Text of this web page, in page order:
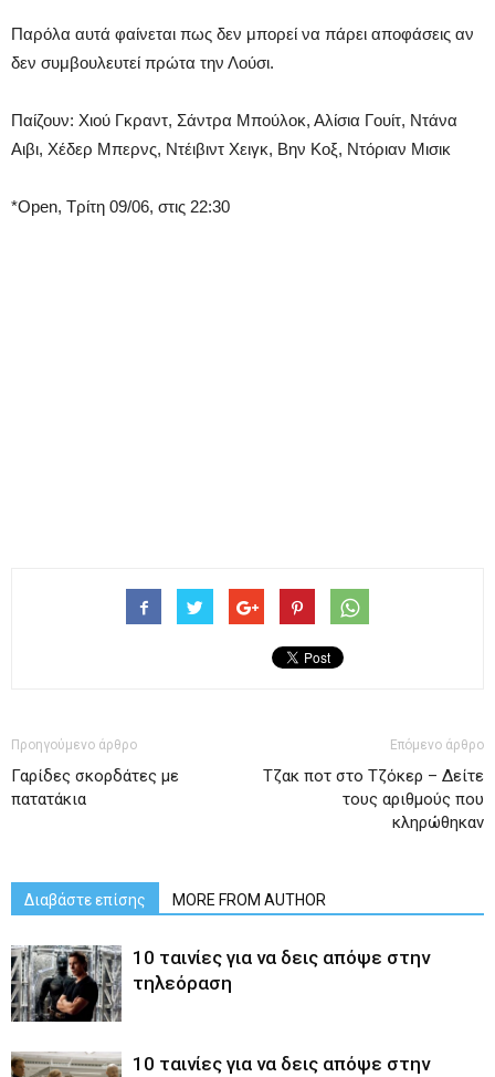
Παρόλα αυτά φαίνεται πως δεν μπορεί να πάρει αποφάσεις αν
δεν συμβουλευτεί πρώτα την Λούσι.
Παίζουν: Χιού Γκραντ, Σάντρα Μπούλοκ, Αλίσια Γουίτ, Ντάνα
Αιβι, Χέδερ Μπερνς, Ντέιβιντ Χειγκ, Βην Κοξ, Ντόριαν Μισικ
*Open, Τρίτη 09/06, στις 22:30
Προηγούμενο άρθρο
Γαρίδες σκορδάτες με
πατατάκια
Επόμενο άρθρο
Tζακ ποτ στο Τζόκερ – Δείτε
τους αριθμούς που
κληρώθηκαν
Διαβάστε επίσης MORE FROM AUTHOR
10 ταινίες για να δεις απόψε στην
τηλεόραση
10 ταινίες για να δεις απόψε στην